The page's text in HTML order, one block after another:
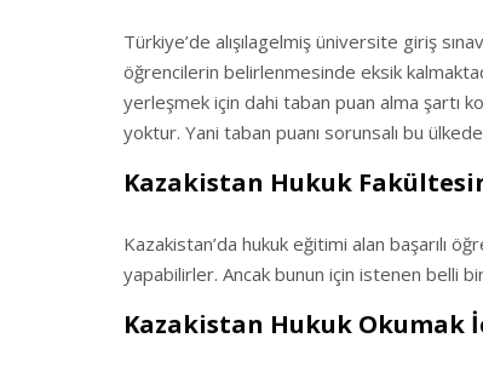
Türkiye’de alışılagelmiş üniversite giriş
öğrencilerin belirlenmesinde eksik
yerleşmek için dahi taban puan alma şartı
yoktur. Yani taban puanı sorunsalı bu
Kazakistan Hukuk
Kazakistan’da hukuk eğitimi alan başarılı
yapabilirler. Ancak bunun için istenen belli
Kazakistan Hukuk Okumak